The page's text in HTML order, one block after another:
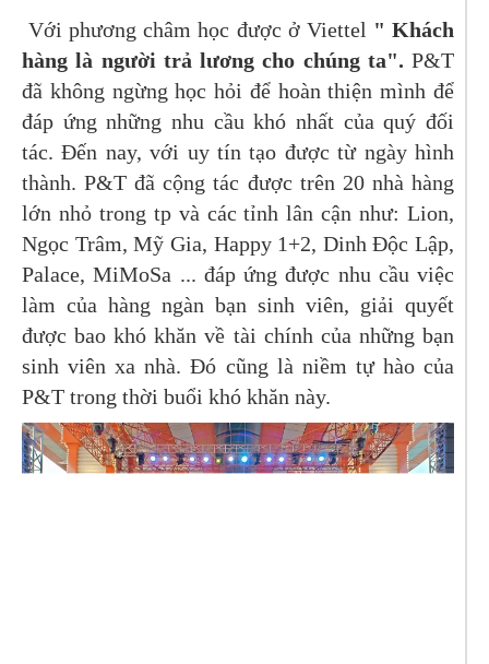
Với phương châm học được ở Viettel " Khách
hàng là người trả lương cho chúng ta". P&T
đã không ngừng học hỏi để hoàn thiện mình để
đáp ứng những nhu cầu khó nhất của quý đối
tác. Đến nay, với uy tín tạo được từ ngày hình
thành. P&T đã cộng tác được trên 20 nhà hàng
lớn nhỏ trong tp và các tỉnh lân cận như: Lion,
Ngọc Trâm, Mỹ Gia, Happy 1+2, Dinh Độc Lập,
Palace, MiMoSa ... đáp ứng được nhu cầu việc
làm của hàng ngàn bạn sinh viên, giải quyết
được bao khó khăn về tài chính của những bạn
sinh viên xa nhà. Đó cũng là niềm tự hào của
P&T trong thời buổi khó khăn này.